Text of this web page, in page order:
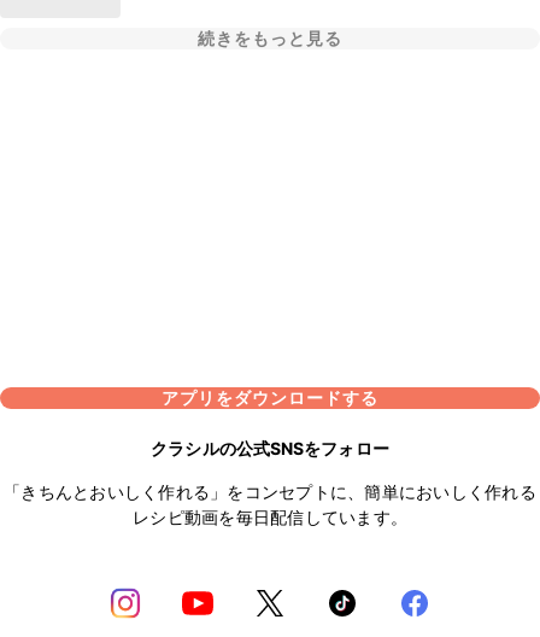
続きをもっと見る
アプリをダウンロードする
クラシルの公式SNSをフォロー
「きちんとおいしく作れる」をコンセプトに、簡単においしく作れる
レシピ動画を毎日配信しています。